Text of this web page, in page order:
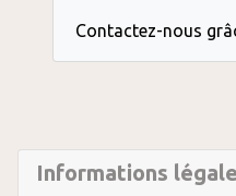
Contactez-nous
Informations